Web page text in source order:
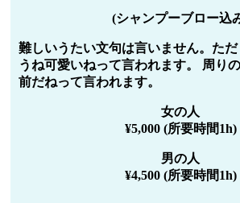
(シャンプーブロー込
難しいうたい文句は言いません。た
うね可愛いねって言われます。 周り
前だねって言われます。
女の人
¥5,000 (所要時間1h)
男の人
¥4,500 (所要時間1h)